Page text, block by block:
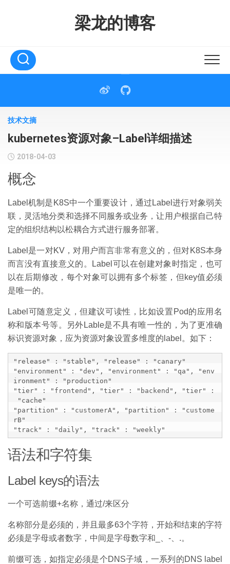
梁龙的博客
技术文摘
kubernetes资源对象–Label详细描述
2018-04-03
概念
Label机制是K8S中一个重要设计，通过Label进行对象弱关
联，灵活地分类和选择不同服务或业务，让用户根据自己特
定的组织结构以松耦合方式进行服务部署。
Label是一对KV，对用户而言非常有意义的，但对K8S本身
而言没有直接意义的。Label可以在创建对象时指定，也可
以在后期修改，每个对象可以拥有多个标签，但key值必须
是唯一的。
Label可随意定义，但建议可读性，比如设置Pod的应用名
称和版本号等。另外Lable是不具有唯一性的，为了更准确
标识资源对象，应为资源对象设置多维度的label。如下：
"release" : "stable", "release" : "canary"
"environment" : "dev", "environment" : "qa", "env
ironment" : "production"
"tier" : "frontend", "tier" : "backend", "tier" :
"cache"
"partition" : "customerA", "partition" : "custome
rB"
"track" : "daily", "track" : "weekly"
语法和字符集
Label keys的语法
一个可选前缀+名称，通过/来区分
名称部分是必须的，并且最多63个字符，开始和结束的字符
必须是字母或者数字，中间是字母数字和_、-、.。
前缀可选，如指定必须是个DNS子域，一系列的DNS label